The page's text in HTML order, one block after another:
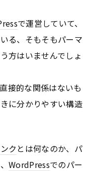
で運営していて、
る、そもそもパーマ
方はいませんでしょ
接的な関係はないも
に分かりやすい構造
ク とは何なのか、パ
WordPressでのパー